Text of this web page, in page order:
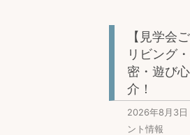
【見学会
リビング
密・遊び
介！
2026年8月3日
ント情報